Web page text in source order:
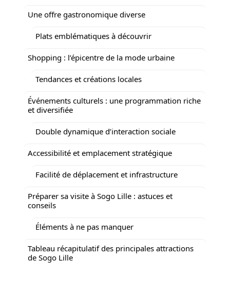
Une offre gastronomique diverse
Plats emblématiques à découvrir
Shopping : l’épicentre de la mode urbaine
Tendances et créations locales
Événements culturels : une programmation riche
et diversifiée
Double dynamique d’interaction sociale
Accessibilité et emplacement stratégique
Facilité de déplacement et infrastructure
Préparer sa visite à Sogo Lille : astuces et
conseils
Éléments à ne pas manquer
Tableau récapitulatif des principales attractions
de Sogo Lille